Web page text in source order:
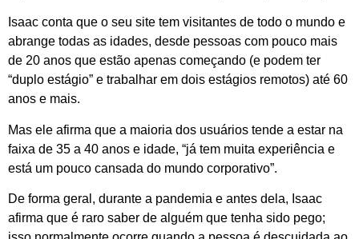
Isaac conta que o seu site tem visitantes de todo o mundo e
abrange todas as idades, desde pessoas com pouco mais
de 20 anos que estão apenas começando (e podem ter
“duplo estágio” e trabalhar em dois estágios remotos) até 60
anos e mais.
Mas ele afirma que a maioria dos usuários tende a estar na
faixa de 35 a 40 anos e idade, “já tem muita experiência e
está um pouco cansada do mundo corporativo”.
De forma geral, durante a pandemia e antes dela, Isaac
afirma que é raro saber de alguém que tenha sido pego;